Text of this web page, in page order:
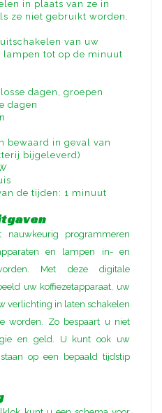
in plaats van ze in
ze niet gebruikt worden.
van uw
lampen tot op de minuut
dagen, groepen
dagen
bewaard in geval van
bijgeleverd)
de tijden: 1 minuut
programmeren
en lampen in- en
Met deze digitale
uw koffiezetapparaat, uw
verlichting in laten schakelen
worden. Zo bespaart u niet
en geld. U kunt ook uw
op een bepaald tijdstip